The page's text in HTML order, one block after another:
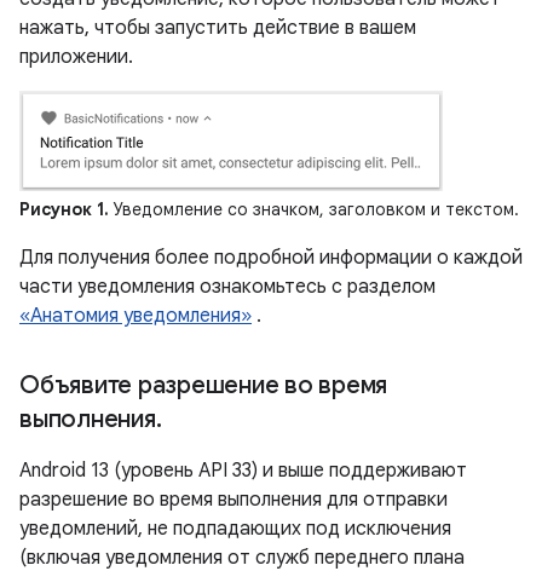
нажать, чтобы запустить действие в вашем
приложении.
Рисунок 1. Уведомление со значком, заголовком и текстом.
Для получения более подробной информации о каждой
части уведомления ознакомьтесь с разделом
«Анатомия уведомления» .
Объявите разрешение во время
выполнения.
Android 13 (уровень API 33) и выше поддерживают
разрешение во время выполнения для отправки
уведомлений, не подпадающих под исключения
(включая уведомления от служб переднего плана